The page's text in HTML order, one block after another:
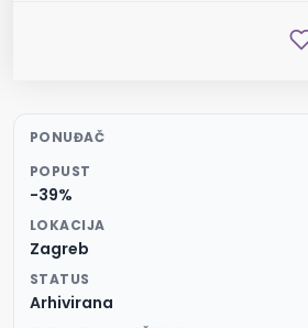
PONUĐAČ
POPUST
-39%
LOKACIJA
Zagreb
STATUS
Arhivirana